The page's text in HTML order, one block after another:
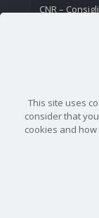
CNR –
This site uses
consider that
cookies and